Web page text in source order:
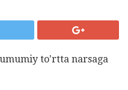
to'rtta narsaga